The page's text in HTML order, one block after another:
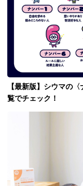
【最新版】シウマの
覧でチェック！